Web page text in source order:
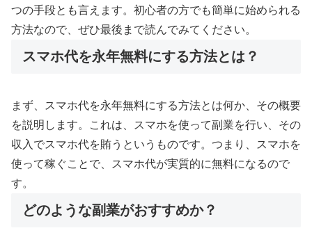
つの手段とも言えます。初心者の方でも簡単に始められる
方法なので、ぜひ最後まで読んでみてください。
スマホ代を永年無料にする方法とは？
まず、スマホ代を永年無料にする方法とは何か、その概要
を説明します。これは、スマホを使って副業を行い、その
収入でスマホ代を賄うというものです。つまり、スマホを
使って稼ぐことで、スマホ代が実質的に無料になるので
す。
どのような副業がおすすめか？